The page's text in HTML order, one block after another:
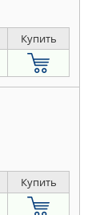
Купить
Купить